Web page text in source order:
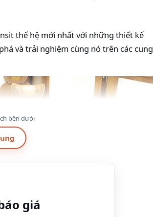
thế hệ mới nhất với những thiết kế
và trải nghiệm cùng nó trên các cung
bên dưới
giá